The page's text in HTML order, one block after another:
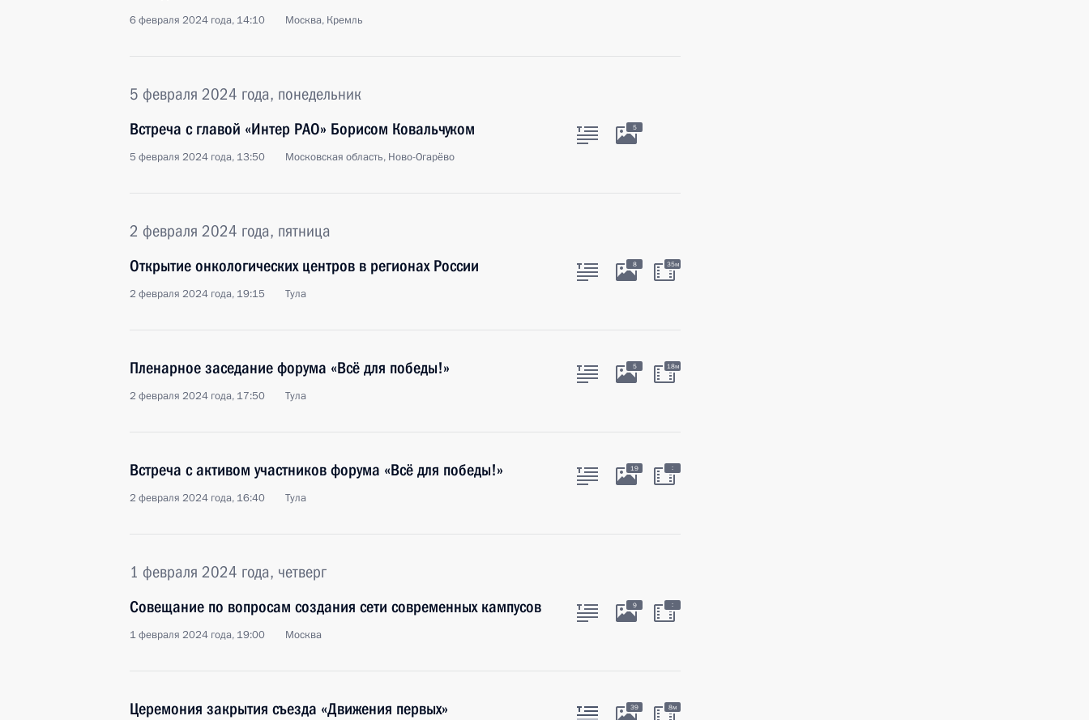
6 февраля 2024 года, 14:10 Москва, Кремль
5 февраля 2024 года, понедельник
Встреча с главой «Интер РАО» Борисом Ковальчуком
5 февраля 2024 года, 13:50 Московская область, Ново-Огарёво
5
2 февраля 2024 года, пятница
Открытие онкологических центров в регионах России
2 февраля 2024 года, 19:15 Тула
8 35м
Пленарное заседание форума «Всё для победы!»
2 февраля 2024 года, 17:50 Тула
5 18м
Встреча с активом участников форума «Всё для победы!»
2 февраля 2024 года, 16:40 Тула
19 :
1 февраля 2024 года, четверг
Совещание по вопросам создания сети современных кампусов
1 февраля 2024 года, 19:00 Москва
9 :
Церемония закрытия съезда «Движения первых» 39 8м